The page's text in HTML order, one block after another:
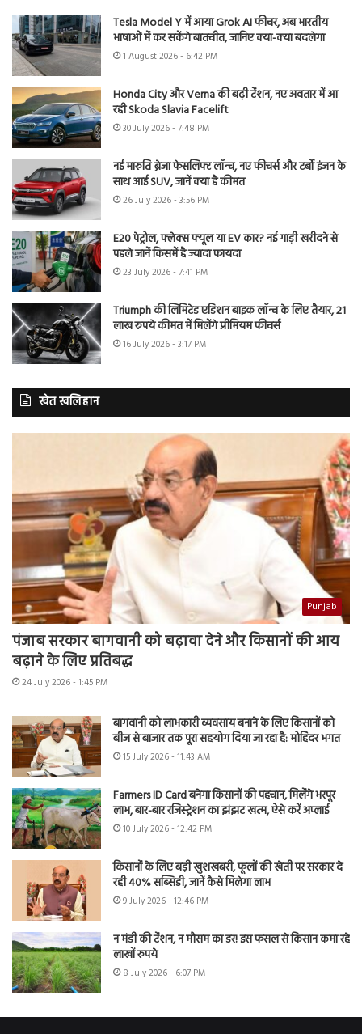
Tesla Model Y में आया Grok AI फीचर, अब भारतीय
भाषाओं में कर सकेंगे बातचीत, जानिए क्या-क्या बदलेगा
1 August 2026 - 6:42 PM
Honda City और Verna की बढ़ी टेंशन, नए अवतार में आ
रही Skoda Slavia Facelift
30 July 2026 - 7:48 PM
नई मारुति ब्रेजा फेसलिफ्ट लॉन्च, नए फीचर्स और टर्बो इंजन के
साथ आई SUV, जानें क्या है कीमत
26 July 2026 - 3:56 PM
E20 पेट्रोल, फ्लेक्स फ्यूल या EV कार? नई गाड़ी खरीदने से
पहले जानें किसमें है ज्यादा फायदा
23 July 2026 - 7:41 PM
Triumph की लिमिटेड एडिशन बाइक लॉन्च के लिए तैयार, 21
लाख रुपये कीमत में मिलेंगे प्रीमियम फीचर्स
16 July 2026 - 3:17 PM
खेत खलिहान
Punjab
पंजाब सरकार बागवानी को बढ़ावा देने और किसानों की आय
बढ़ाने के लिए प्रतिबद्ध
24 July 2026 - 1:45 PM
बागवानी को लाभकारी व्यवसाय बनाने के लिए किसानों को
बीज से बाजार तक पूरा सहयोग दिया जा रहा है: मोहिंदर भगत
15 July 2026 - 11:43 AM
Farmers ID Card बनेगा किसानों की पहचान, मिलेंगे भरपूर
लाभ, बार-बार रजिस्ट्रेशन का झंझट खत्म, ऐसे करें अप्लाई
10 July 2026 - 12:42 PM
किसानों के लिए बड़ी खुशखबरी, फूलों की खेती पर सरकार दे
रही 40% सब्सिडी, जानें कैसे मिलेगा लाभ
9 July 2026 - 12:46 PM
न मंडी की टेंशन, न मौसम का डर! इस फसल से किसान कमा रहे
लाखों रुपये
8 July 2026 - 6:07 PM